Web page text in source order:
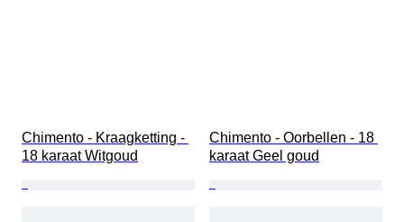
Chimento - Kraagketting -
18 karaat Witgoud
Chimento - Oorbellen - 18
karaat Geel goud